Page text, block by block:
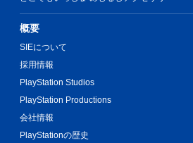
概要
SIEについて
採用情報
PlayStation Studios
PlayStation Productions
会社情報
PlayStationの歴史